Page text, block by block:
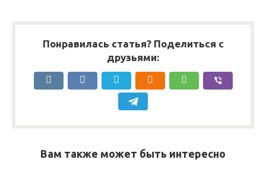
Понравилась статья? Поделиться с
друзьями:
Вам также может быть интересно